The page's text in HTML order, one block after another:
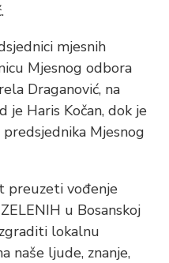
mjesnih
Mjesnog odbora
Draganović, na
je Haris Kočan, dok je
predsjednika Mjesnog
preuzeti vođenje
u Bosanskoj
lokalnu
naše ljude, znanje,